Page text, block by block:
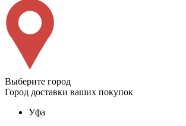
Выберите город
Город доставки ваших покупок
Уфа